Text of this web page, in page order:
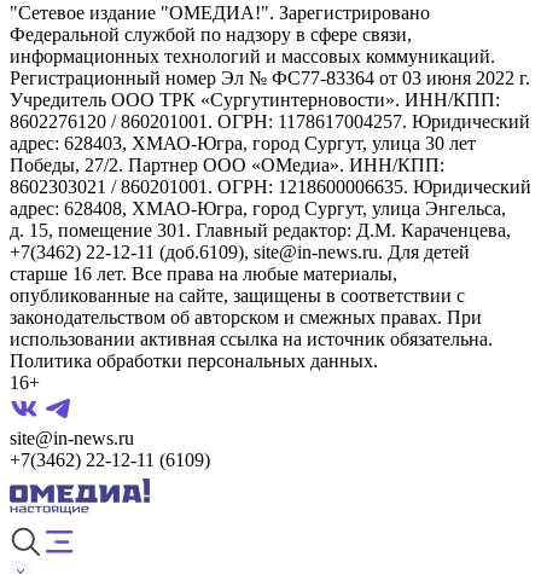
"Сетевое издание "ОМЕДИА!". Зарегистрировано
Федеральной службой по надзору в сфере связи,
информационных технологий и массовых коммуникаций.
Регистрационный номер Эл № ФС77-83364 от 03 июня 2022 г.
Учредитель ООО ТРК «Сургутинтерновости». ИНН/КПП:
8602276120 / 860201001. ОГРН: 1178617004257. Юридический
адрес: 628403, ХМАО-Югра, город Сургут, улица 30 лет
Победы, 27/2. Партнер ООО «ОМедиа». ИНН/КПП:
8602303021 / 860201001. ОГРН: 1218600006635. Юридический
адрес: 628408, ХМАО-Югра, город Сургут, улица Энгельса,
д. 15, помещение 301. Главный редактор: Д.М. Караченцева,
+7(3462) 22-12-11 (доб.6109), site@in-news.ru. Для детей
старше 16 лет. Все права на любые материалы,
опубликованные на сайте, защищены в соответствии с
законодательством об авторском и смежных правах. При
использовании активная ссылка на источник обязательна.
Политика обработки персональных данных.
16+
site@in-news.ru
+7(3462) 22-12-11 (6109)